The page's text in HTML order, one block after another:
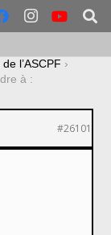
l’ASCPF ›
à :
#26101